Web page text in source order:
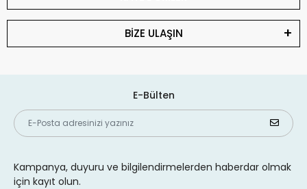
BİZE ULAŞIN
E-Bülten
Kampanya, duyuru ve bilgilendirmelerden haberdar olmak
için kayıt olun.